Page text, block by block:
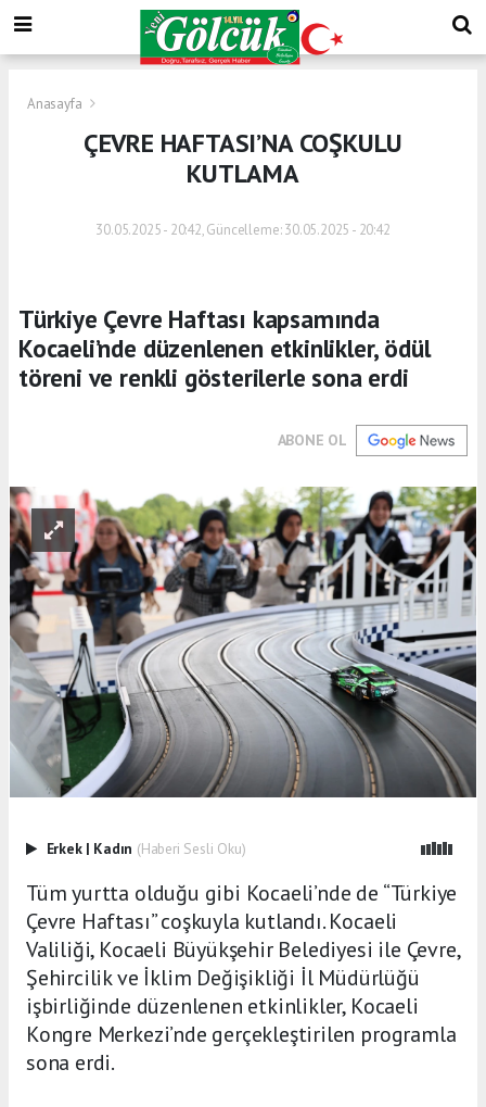
Anasayfa
ÇEVRE HAFTASI’NA COŞKULU
KUTLAMA
30.05.2025 - 20:42, Güncelleme: 30.05.2025 - 20:42
Türkiye Çevre Haftası kapsamında
Kocaeli’nde düzenlenen etkinlikler, ödül
töreni ve renkli gösterilerle sona erdi
ABONE OL
Erkek | Kadın (Haberi Sesli Oku)
Tüm yurtta olduğu gibi Kocaeli’nde de “Türkiye
Çevre Haftası” coşkuyla kutlandı. Kocaeli
Valiliği, Kocaeli Büyükşehir Belediyesi ile Çevre,
Şehircilik ve İklim Değişikliği İl Müdürlüğü
işbirliğinde düzenlenen etkinlikler, Kocaeli
Kongre Merkezi’nde gerçekleştirilen programla
sona erdi.